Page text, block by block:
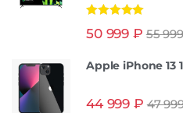
из 5
50 999 ₽ 55 999
Apple iPhone 13
44 999 ₽ 47